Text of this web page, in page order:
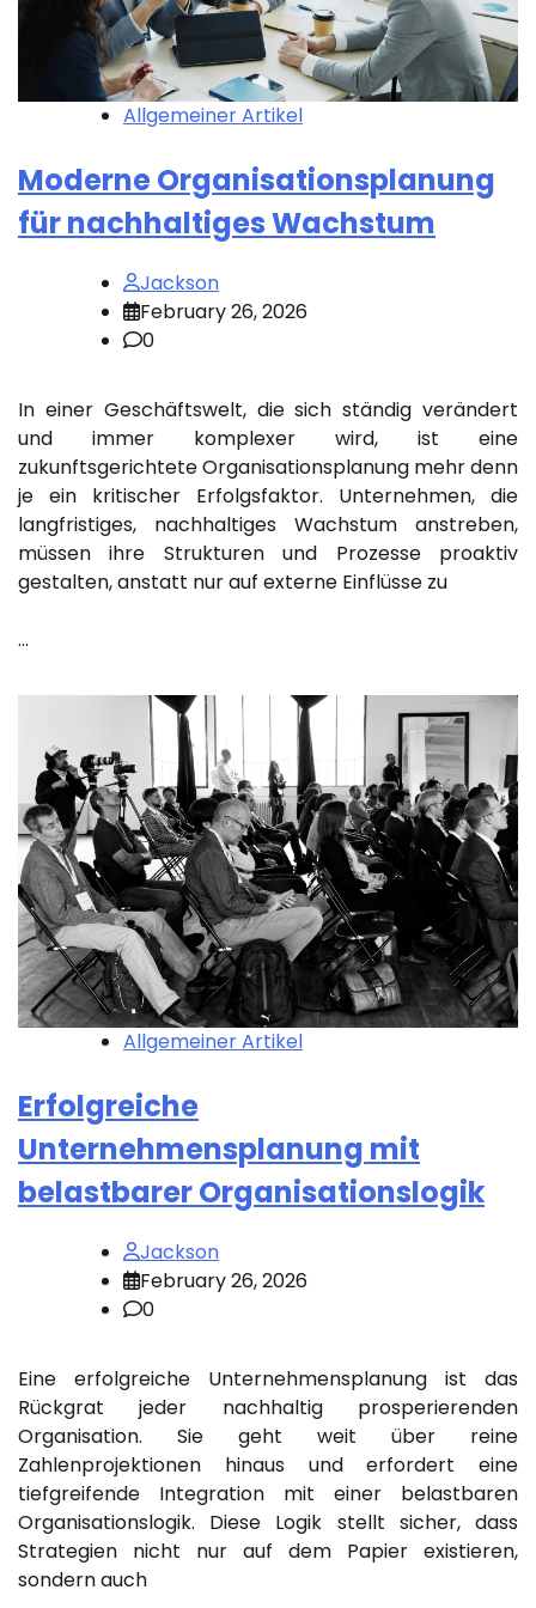
Allgemeiner Artikel
Moderne Organisationsplanung
für nachhaltiges Wachstum
Jackson
February 26, 2026
0
In einer Geschäftswelt, die sich ständig verändert
und immer komplexer wird, ist eine
zukunftsgerichtete Organisationsplanung mehr denn
je ein kritischer Erfolgsfaktor. Unternehmen, die
langfristiges, nachhaltiges Wachstum anstreben,
müssen ihre Strukturen und Prozesse proaktiv
gestalten, anstatt nur auf externe Einflüsse zu
…
Allgemeiner Artikel
Erfolgreiche
Unternehmensplanung mit
belastbarer Organisationslogik
Jackson
February 26, 2026
0
Eine erfolgreiche Unternehmensplanung ist das
Rückgrat jeder nachhaltig prosperierenden
Organisation. Sie geht weit über reine
Zahlenprojektionen hinaus und erfordert eine
tiefgreifende Integration mit einer belastbaren
Organisationslogik. Diese Logik stellt sicher, dass
Strategien nicht nur auf dem Papier existieren,
sondern auch